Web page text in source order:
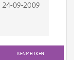
24-09-2009
KENMERKEN